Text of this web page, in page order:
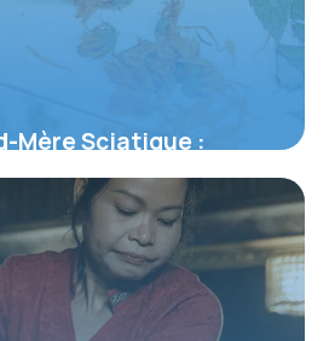
Mère Sciatique :